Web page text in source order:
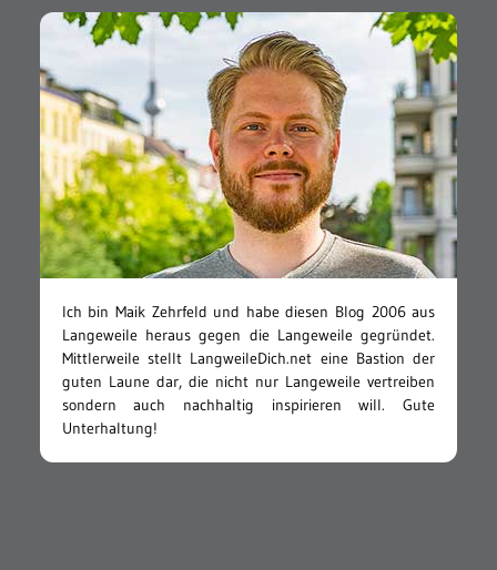
Ich bin Maik Zehrfeld und habe diesen Blog 2006 aus
Langeweile heraus gegen die Langeweile gegründet.
Mittlerweile stellt LangweileDich.net eine Bastion der
guten Laune dar, die nicht nur Langeweile vertreiben
sondern auch nachhaltig inspirieren will. Gute
Unterhaltung!